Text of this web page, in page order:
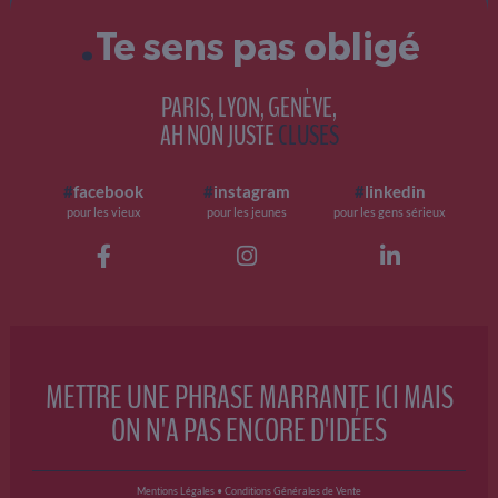
.Te sens pas obligé
PARIS, LYON, GENÈVE,
AH NON JUSTECLUSES
#facebook
pour les vieux
#instagram
pour les jeunes
#linkedin
pour les gens sérieux
METTRE UNE PHRASE MARRANTE ICI MAIS
ON N'A PAS ENCORE D'IDÉES
Mentions Légales • Conditions Générales de Vente